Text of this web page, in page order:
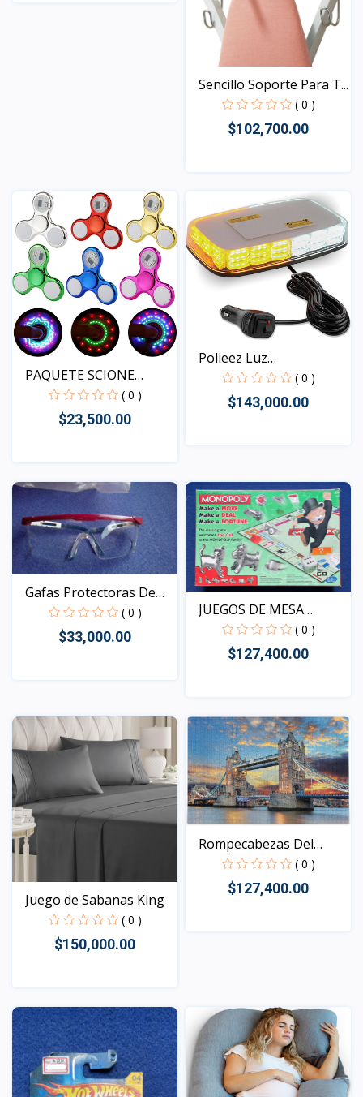
Sencillo Soporte Para T...
( 0 )
$102,700.00
PAQUETE SCIONE
FIDGET S...
( 0 )
$23,500.00
Vista
Polieez Luz
estroboscóp...
( 0 )
$143,000.00
Gafas Protectoras De
( 0 )
$33,000.00
JUEGOS DE MESA
FAMILIAR...
( 0 )
$127,400.00
Vista
Juego de Sabanas King
( 0 )
$150,000.00
Vista
Rompecabezas Del
Puente...
( 0 )
$127,400.00